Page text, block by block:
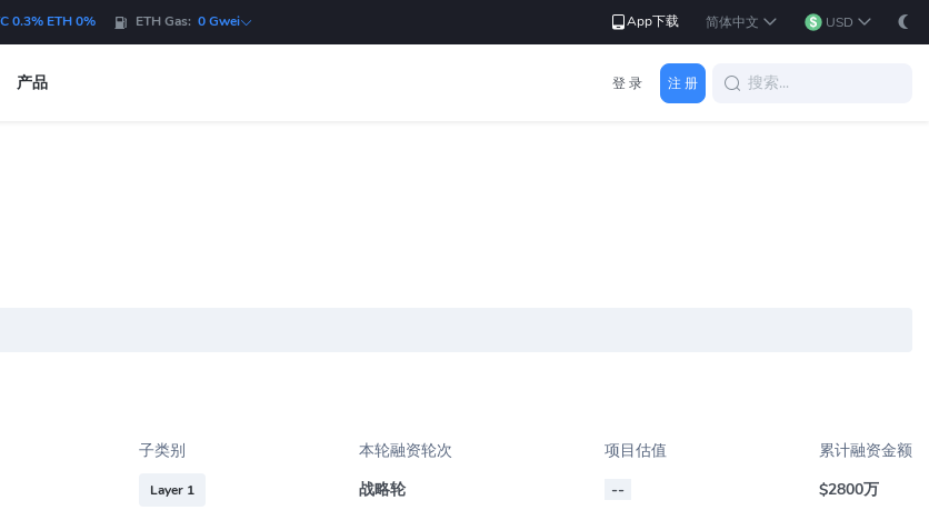
0.3% ETH 0% ETH Gas: 0 Gwei App下载 简体中文 USD
产品 登 录 注 册
子类别
Layer 1
本轮融资轮次
战略轮
项目估值
--
累计融资金额
$2800万